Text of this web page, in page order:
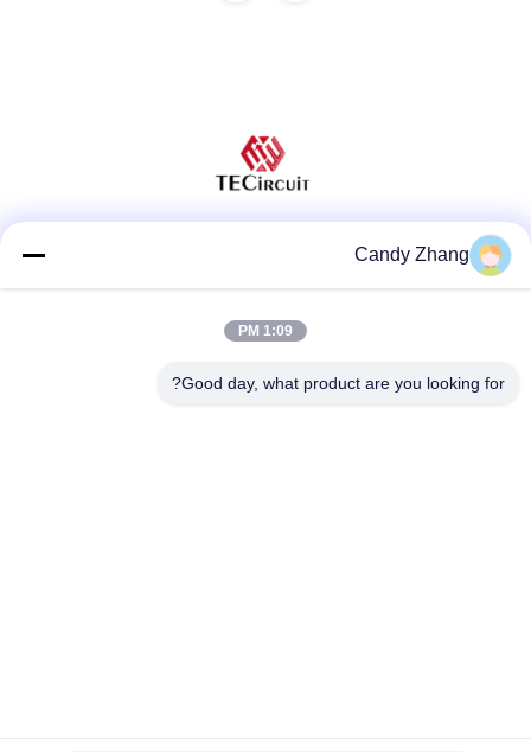
Candy Zhang
1:09 PM
Good day, what product are you looking for?